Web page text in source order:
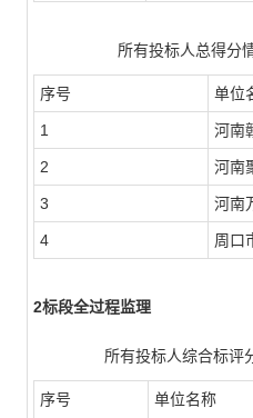
所有投标人总得分情
序号 单位
1 河南
2 河南
3 河南
4 周口
2标段全过程监理
所有投标人综合标评分
序号 单位名称